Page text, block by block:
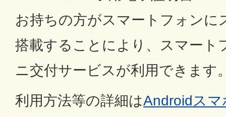
お持ちの方がスマートフォンに
搭載することにより、スマート
ニ交付サービスが利用できます
利用方法等の詳細はAndroidスマ